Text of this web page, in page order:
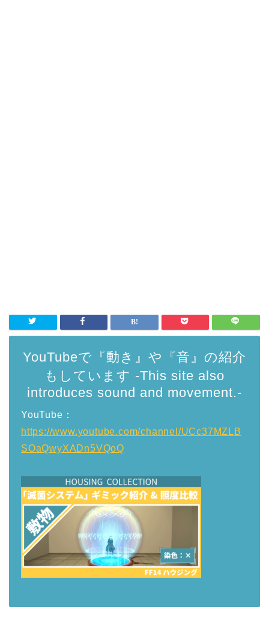
YouTubeで『動き』や『音』の紹介
もしています -This site also
introduces sound and movement.-
YouTube：
https://www.youtube.com/channel/UCc37MZLB
SOaQwyXADn5VQoQ